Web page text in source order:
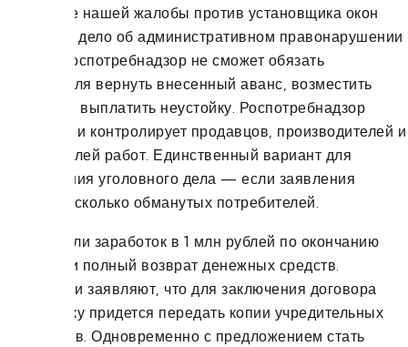
результате нашей жалобы против установщика окон
возбудили дело об административном правонарушении
по ч. Но Роспотребнадзор не сможет обязать
исполнителя вернуть внесенный аванс, возместить
ущерб или выплатить неустойку. Роспотребнадзор
надзирает и контролирует продавцов, производителей и
исполнителей работ. Единственный вариант для
возбуждения уголовного дела — если заявления
подают несколько обманутых потребителей.
Им обещали заработок в 1 млн рублей по окончанию
курсов или полный возврат денежных средств.
Мошенники заявляют, что для заключения договора
поставщику придется передать копии учредительных
документов. Одновременно с предложением стать